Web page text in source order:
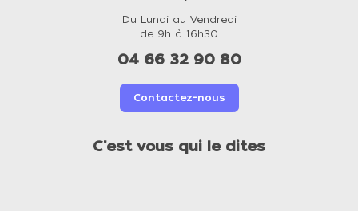
Du Lundi au Vendredi
de 9h à 16h30
04 66 32 90 80
Contactez-nous
C'est vous qui le dites